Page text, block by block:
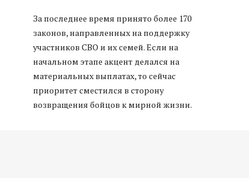
За последнее время принято более 170
законов, направленных на поддержку
участников СВО и их семей. Если на
начальном этапе акцент делался на
материальных выплатах, то сейчас
приоритет сместился в сторону
возвращения бойцов к мирной жизни.